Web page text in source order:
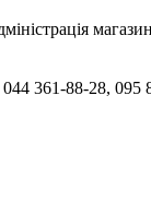
361-88-28,